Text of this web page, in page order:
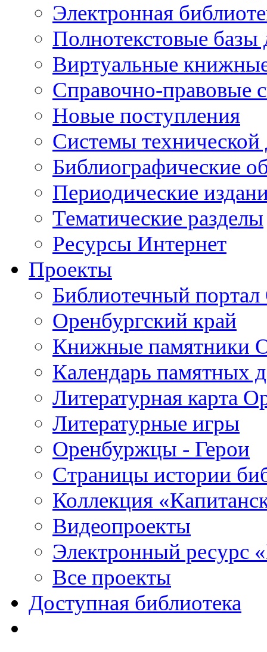
Электронная
Полнотекстовые
Виртуальные
Справочно-правовые
Новые поступления
Cистемы
Библиографические
Периодические
Тематические разделы
Ресурсы Интернет
Проекты
Библиотечный портал
Оренбургский край
Книжные памятники
Календарь памятных
Литературная карта
Литературные игры
Оренбуржцы - Герои
Страницы истории
Коллекция
Видеопроекты
Электронный ресурс
Все проекты
Доступная библиотека